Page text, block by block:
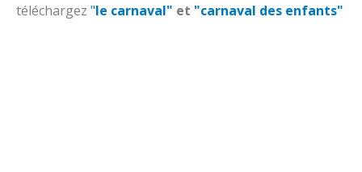
téléchargez "le carnaval" et "carnaval des enfants"